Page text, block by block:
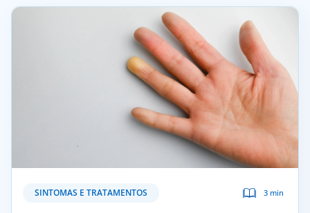
SINTOMAS E TRATAMENTOS 3 min